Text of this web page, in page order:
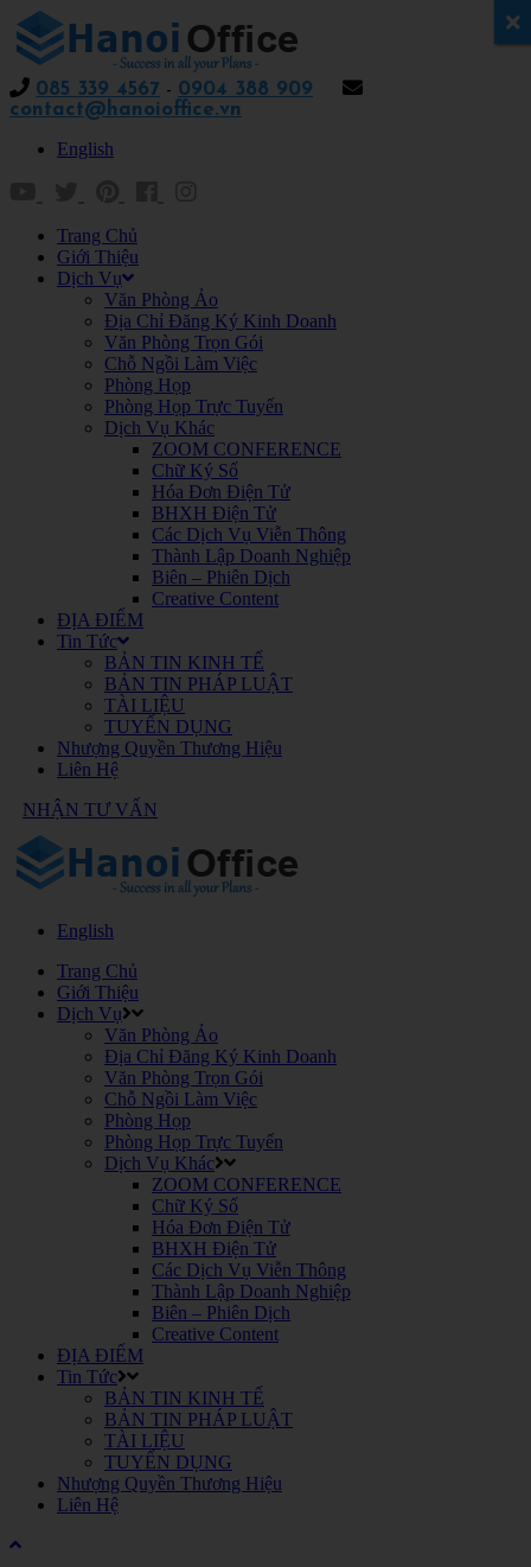
085 339 4567 - 0904 388 909
contact@hanoioffice.vn
English
Trang Chủ
Giới Thiệu
Dịch Vụ
Văn Phòng Ảo
Địa Chỉ Đăng Ký Kinh Doanh
Văn Phòng Trọn Gói
Chỗ Ngồi Làm Việc
Phòng Họp
Phòng Họp Trực Tuyến
Dịch Vụ Khác
ZOOM CONFERENCE
Chữ Ký Số
Hóa Đơn Điện Tử
BHXH Điện Tử
Các Dịch Vụ Viễn Thông
Thành Lập Doanh Nghiệp
Biên – Phiên Dịch
Creative Content
ĐỊA ĐIỂM
Tin Tức
BẢN TIN KINH TẾ
BẢN TIN PHÁP LUẬT
TÀI LIỆU
TUYỂN DỤNG
Nhượng Quyền Thương Hiệu
Liên Hệ
NHẬN TƯ VẤN
English
Trang Chủ
Giới Thiệu
Dịch Vụ
Văn Phòng Ảo
Địa Chỉ Đăng Ký Kinh Doanh
Văn Phòng Trọn Gói
Chỗ Ngồi Làm Việc
Phòng Họp
Phòng Họp Trực Tuyến
Dịch Vụ Khác
ZOOM CONFERENCE
Chữ Ký Số
Hóa Đơn Điện Tử
BHXH Điện Tử
Các Dịch Vụ Viễn Thông
Thành Lập Doanh Nghiệp
Biên – Phiên Dịch
Creative Content
ĐỊA ĐIỂM
Tin Tức
BẢN TIN KINH TẾ
BẢN TIN PHÁP LUẬT
TÀI LIỆU
TUYỂN DỤNG
Nhượng Quyền Thương Hiệu
Liên Hệ
x